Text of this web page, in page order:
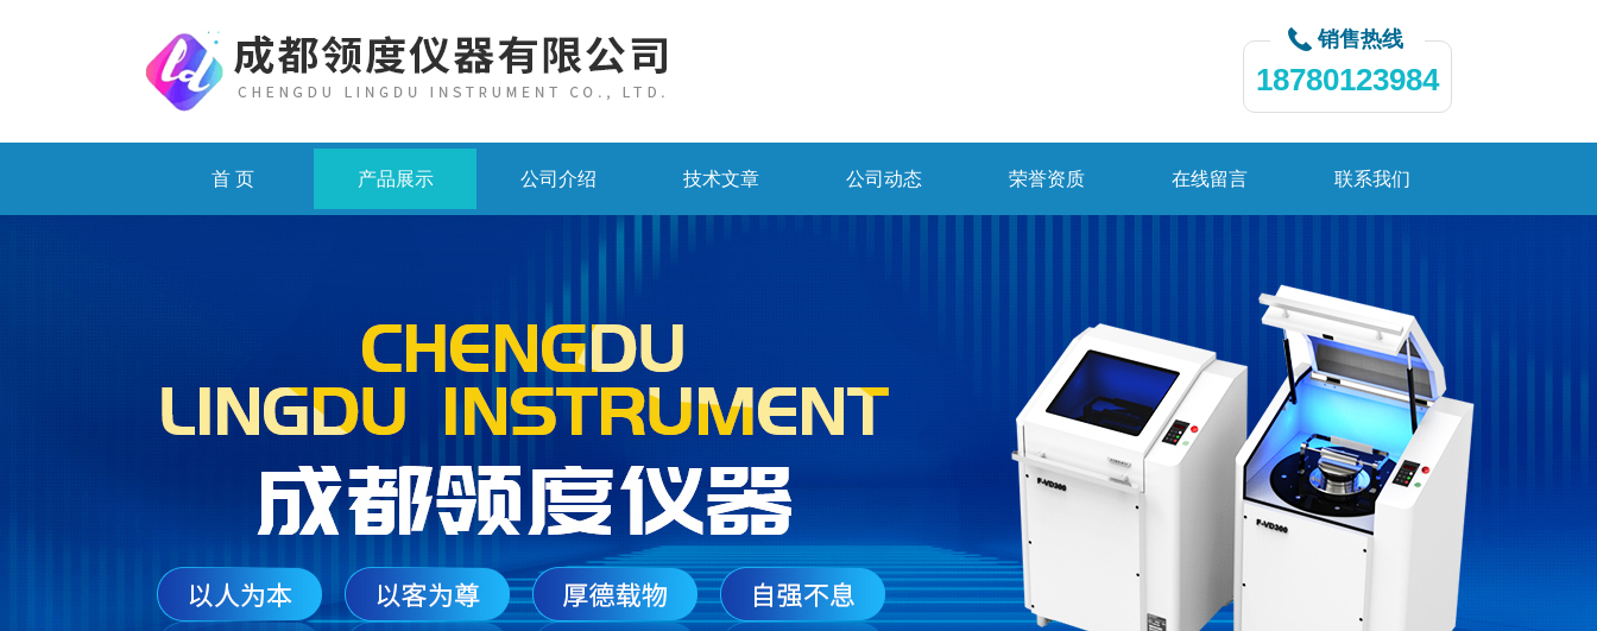
销售热线
18780123984
首 页 产品展示 公司介绍 技术文章 公司动态 荣誉资质 在线留言 联系我们